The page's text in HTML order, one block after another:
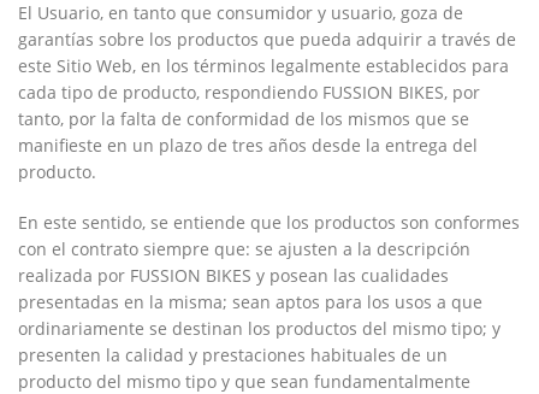
El Usuario, en tanto que consumidor y usuario, goza de
garantías sobre los productos que pueda adquirir a través de
este Sitio Web, en los términos legalmente establecidos para
cada tipo de producto, respondiendo FUSSION BIKES, por
tanto, por la falta de conformidad de los mismos que se
manifieste en un plazo de tres años desde la entrega del
producto.
En este sentido, se entiende que los productos son conformes
con el contrato siempre que: se ajusten a la descripción
realizada por FUSSION BIKES y posean las cualidades
presentadas en la misma; sean aptos para los usos a que
ordinariamente se destinan los productos del mismo tipo; y
presenten la calidad y prestaciones habituales de un
producto del mismo tipo y que sean fundamentalmente